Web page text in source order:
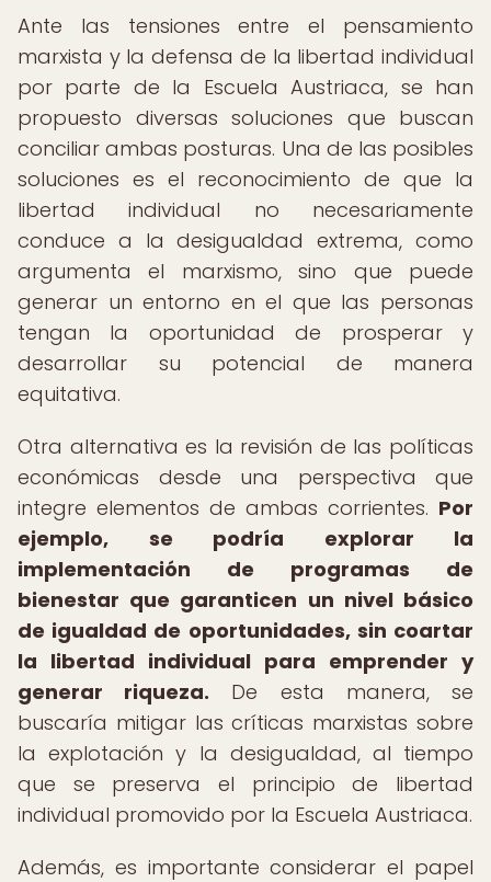
Ante las tensiones entre el pensamiento
marxista y la defensa de la libertad individual
por parte de la Escuela Austriaca, se han
propuesto diversas soluciones que buscan
conciliar ambas posturas. Una de las posibles
soluciones es el reconocimiento de que la
libertad individual no necesariamente
conduce a la desigualdad extrema, como
argumenta el marxismo, sino que puede
generar un entorno en el que las personas
tengan la oportunidad de prosperar y
desarrollar su potencial de manera
equitativa.
Otra alternativa es la revisión de las políticas
económicas desde una perspectiva que
integre elementos de ambas corrientes. Por
ejemplo, se podría explorar la
implementación de programas de
bienestar que garanticen un nivel básico
de igualdad de oportunidades, sin coartar
la libertad individual para emprender y
generar riqueza. De esta manera, se
buscaría mitigar las críticas marxistas sobre
la explotación y la desigualdad, al tiempo
que se preserva el principio de libertad
individual promovido por la Escuela Austriaca.
Además, es importante considerar el papel